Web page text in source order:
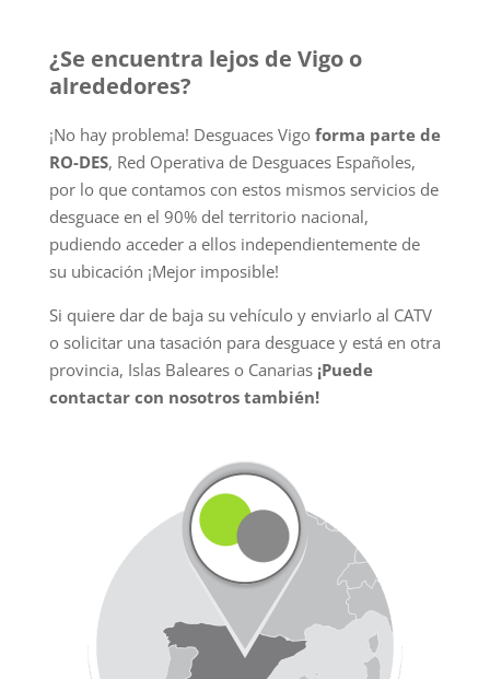
¿Se encuentra lejos de Vigo o
alrededores?
¡No hay problema! Desguaces Vigo forma parte de
RO-DES, Red Operativa de Desguaces Españoles,
por lo que contamos con estos mismos servicios de
desguace en el 90% del territorio nacional,
pudiendo acceder a ellos independientemente de
su ubicación ¡Mejor imposible!
Si quiere dar de baja su vehículo y enviarlo al CATV
o solicitar una tasación para desguace y está en otra
provincia, Islas Baleares o Canarias ¡Puede
contactar con nosotros también!